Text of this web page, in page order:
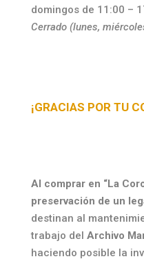
domingos de 11:00 –
Cerrado (lunes,
¡GRACIAS POR TU
Al comprar en “La
preservación de un
destinan al
trabajo del Archivo
haciendo posible la